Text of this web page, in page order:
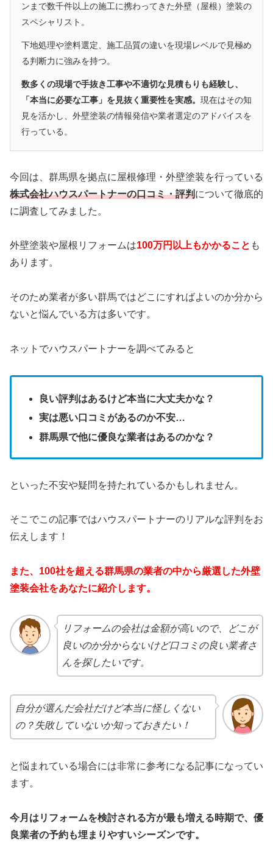
ンまで数千件以上の施工に携わってきた外壁（屋根）塗装の
スペシャリスト。
下地処理や塗料選定、施工品質の違いを現場レベルで見極め
る判断力に強みを持つ。
数多くの現場で手抜き工事や不適切な見積もりも経験し、
「本当に必要な工事」を見抜く重要性を実感。 現在はその知
見を活かし、外壁塗装の情報発信や業者選定のアドバイスを
行っている。
今回は、群馬県を拠点に屋根修理・外壁塗装を行っている
株式会社ハウスパートナーの口コミ・評判について徹底的
に調査してみました。
外壁塗装や屋根リフォームは100万円以上もかかること も
あります。
そのため業者が多い群馬ではどこにすればよいのか分から
ないと悩んでいる方は多いです。
ネットでハウスパートナーを調べてみると
良い評判はあるけど本当に大丈夫かな？
実は悪い口コミがあるのか不安…
群馬県で他に優良な業者はあるのかな？
といった不安や疑問を持たれているかもしれません。
そこでこの記事ではハウスパートナーのリアルな評判をお
伝えします！
また、100社を超える群馬県の業者の中から厳選した外壁
塗装会社をあなたに紹介します。
リフォームの会社は金額が高いので、どこが
良いのか分からないけど口コミの良い業者さ
んを探したいです。
自分が選んだ会社だけど本当に怪しくない
の？失敗していないか知っておきたい！
と悩まれている場合には非常に参考になる記事になってい
ます。
今月はリフォームを検討される方が最も増える時期で、優
良業者の予約も埋まりやすいシーズンです。